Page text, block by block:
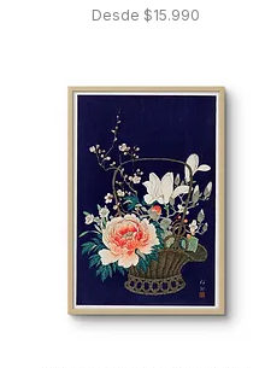
Desde $15.990
Precio de oferta